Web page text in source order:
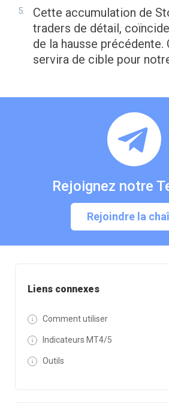
Liens connexes
Comment utiliser
Indicateurs MT4/5
Outils
Cette accumulation de
traders de détail,
de la hausse précédente.
servira de cible pour
Rejoignez notre
Rejoindre la